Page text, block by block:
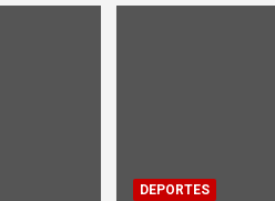
DEPORTES